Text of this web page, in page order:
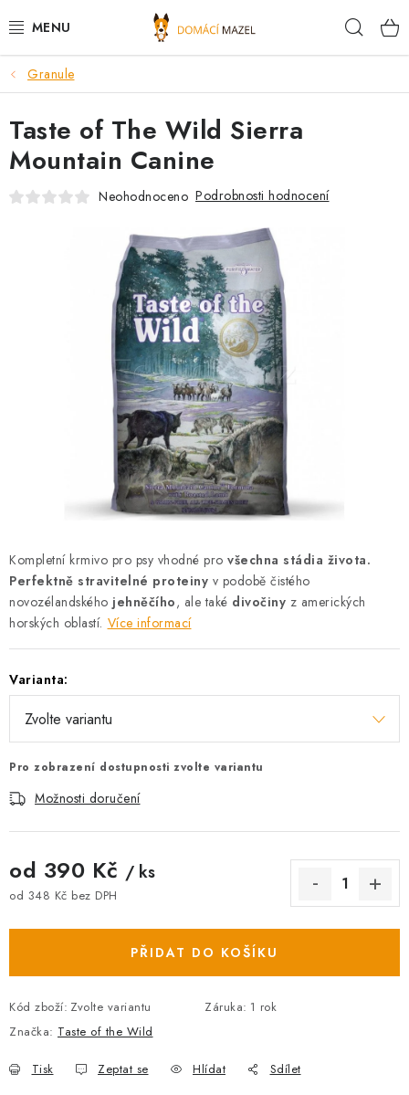
na
DOPORUČUJEME
VÝPRODEJ SKLADU
PSI
PRO CHOVATELE
HODNOCENÍ OBCHODU
DOPRAVA PO OSTRAVĚ, HLUČÍNĚ A OKOLÍ
Kontakt Možnosti dopravy
Hodnocení obchodu
Obchodní podmínky
Věrnostní slevy
Granule
Kompletní krmivo pro psy vhodné pro všechna stádia života.
Perfektně stravitelné proteiny v podobě čistého
novozélandského jehněčího, ale také divočiny z amerických
horských oblastí. Více informací
Varianta:
Pro zobrazení dostupnosti zvolte variantu
Možnosti doručení
od 390 Kč / ks
od 348 Kč bez DPH
PŘIDAT DO KOŠÍKU
Kód zboží: Zvolte variantu Záruka: 1 rok
Značka: Taste of the Wild
Tisk Zeptat se Hlídat Sdílet
Taste of The Wild Sierra
Mountain Canine
Neohodnoceno Podrobnosti hodnocení